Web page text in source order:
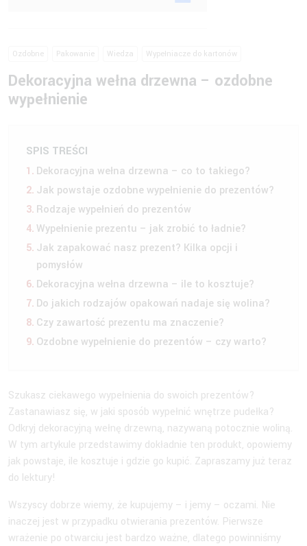
Ozdobne Pakowanie Wiedza Wypełniacze do kartonów
Dekoracyjna wełna drzewna – ozdobne
wypełnienie
SPIS TREŚCI
Dekoracyjna wełna drzewna – co to takiego?
Jak powstaje ozdobne wypełnienie do prezentów?
Rodzaje wypełnień do prezentów
Wypełnienie prezentu – jak zrobić to ładnie?
Jak zapakować nasz prezent? Kilka opcji i
pomysłów
Dekoracyjna wełna drzewna – ile to kosztuje?
Do jakich rodzajów opakowań nadaje się wolina?
Czy zawartość prezentu ma znaczenie?
Ozdobne wypełnienie do prezentów – czy warto?
Szukasz ciekawego wypełnienia do swoich prezentów?
Zastanawiasz się, w jaki sposób wypełnić wnętrze pudełka?
Odkryj dekoracyjną wełnę drzewną, nazywaną potocznie woliną.
W tym artykule przedstawimy dokładnie ten produkt, opowiemy
jak powstaje, ile kosztuje i gdzie go kupić. Zapraszamy już teraz
do lektury!
Wszyscy dobrze wiemy, że kupujemy – i jemy – oczami. Nie
inaczej jest w przypadku otwierania prezentów. Pierwsze
wrażenie po otwarciu jest bardzo ważne, dlatego powinniśmy